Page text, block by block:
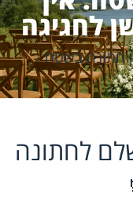
לחגיגה
חתונה בשטח
לחתונה